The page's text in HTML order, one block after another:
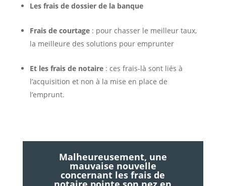
Les frais de dossier de la banque
Frais de courtage: pour chasser le meilleur taux,
la meilleure des solutions pour emprunter
Et les frais de notaire: ces frais-là sont liés à
l’acquisition et non à la mise en place de
l’emprunt.
Malheureusement, une
mauvaise nouvelle
concernant les frais de